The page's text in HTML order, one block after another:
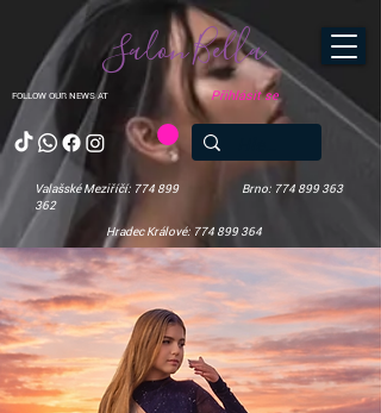
FOLLOW OUR NEWS AT
Salon Bella
Valašské Meziříčí: 774 899
362
Brno: 774 899 363
Hradec Králové: 774 899 364
Přihlásit se